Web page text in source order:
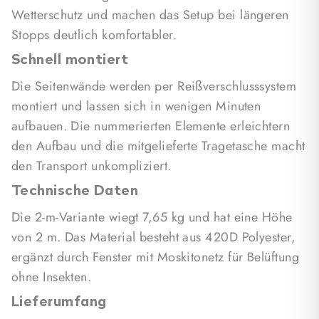
Lieferumfang
Im Set enthalten sind die Seitenwände, eine
Tragetasche und 2 Stützstangen. Die Seitenwände
können auch einzeln als Windschutz eingesetzt
werden.
Wetterschutz und machen das Setup bei längeren
Stopps deutlich komfortabler.
Schnell montiert
Die Seitenwände werden per Reißverschlusssystem
montiert und lassen sich in wenigen Minuten
aufbauen. Die nummerierten Elemente erleichtern
den Aufbau und die mitgelieferte Tragetasche macht
den Transport unkompliziert.
Technische Daten
Die 2-m-Variante wiegt 7,65 kg und hat eine Höhe
von 2 m. Das Material besteht aus 420D Polyester,
ergänzt durch Fenster mit Moskitonetz für Belüftung
ohne Insekten.
Lieferumfang